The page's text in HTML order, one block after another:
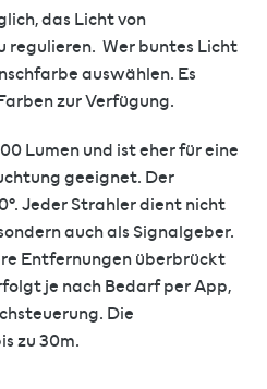
das Licht von
Wer buntes Licht
auswählen. Es
zur Verfügung.
Lumen und ist eher für eine
geeignet. Der
Jeder Strahler dient nicht
auch als Signalgeber.
Entfernungen überbrückt
je nach Bedarf per App,
Die
zu 30m.